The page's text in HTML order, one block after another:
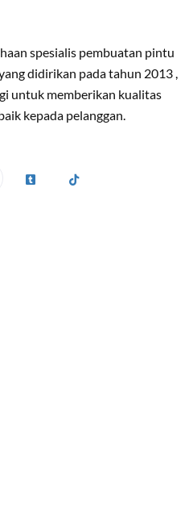
spesialis pembuatan pintu
didirikan pada tahun 2013 ,
untuk memberikan kualitas
kepada pelanggan.